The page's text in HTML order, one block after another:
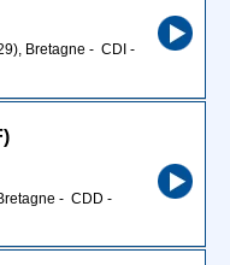
Bretagne - CDI -
- CDD -